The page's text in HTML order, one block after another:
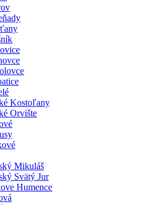
Kostoľany
Orvište
Mikuláš
Svätý Jur
Humence